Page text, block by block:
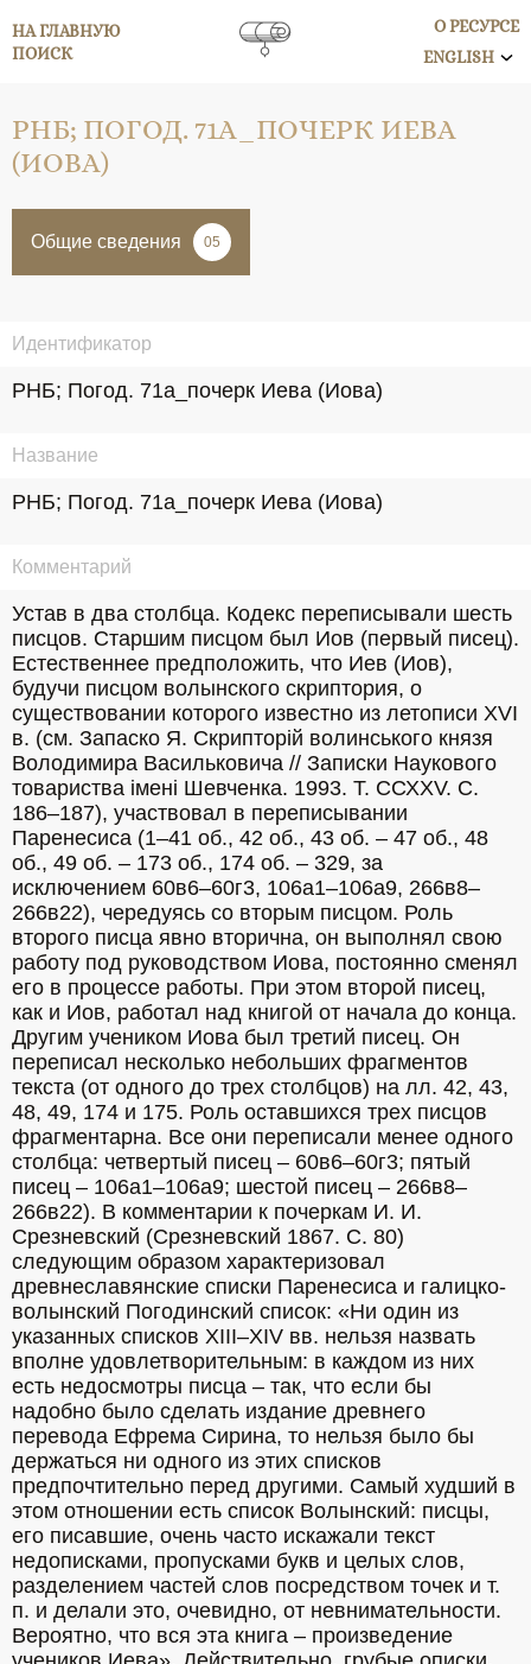
НА ГЛАВНУЮ
ПОИСК
О РЕСУРСЕ
ENGLISH
РНБ; ПОГОД. 71А_ПОЧЕРК ИЕВА
(ИОВА)
Общие сведения 05
Идентификатор
РНБ; Погод. 71а_почерк Иева (Иова)
Название
РНБ; Погод. 71а_почерк Иева (Иова)
Комментарий
Устав в два столбца. Кодекс переписывали шесть
писцов. Старшим писцом был Иов (первый писец).
Естественнее предположить, что Иев (Иов),
будучи писцом волынского скриптория, о
существовании которого известно из летописи XVI
в. (см. Запаско Я. Скрипторій волинського князя
Володимира Васильковича // Записки Наукового
товариства імені Шевченка. 1993. Т. ССХХV. C.
186–187), участвовал в переписывании
Паренесиса (1–41 об., 42 об., 43 об. – 47 об., 48
об., 49 об. – 173 об., 174 об. – 329, за
исключением 60в6–60г3, 106а1–106а9, 266в8–
266в22), чередуясь со вторым писцом. Роль
второго писца явно вторична, он выполнял свою
работу под руководством Иова, постоянно сменял
его в процессе работы. При этом второй писец,
как и Иов, работал над книгой от начала до конца.
Другим учеником Иова был третий писец. Он
переписал несколько небольших фрагментов
текста (от одного до трех столбцов) на лл. 42, 43,
48, 49, 174 и 175. Роль оставшихся трех писцов
фрагментарна. Все они переписали менее одного
столбца: четвертый писец – 60в6–60г3; пятый
писец – 106а1–106а9; шестой писец – 266в8–
266в22). В комментарии к почеркам И. И.
Срезневский (Срезневский 1867. С. 80)
следующим образом характеризовал
древнеславянские списки Паренесиса и галицко-
волынский Погодинский список: «Ни один из
указанных списков XIII–XIV вв. нельзя назвать
вполне удовлетворительным: в каждом из них
есть недосмотры писца – так, что если бы
надобно было сделать издание древнего
перевода Ефрема Сирина, то нельзя было бы
держаться ни одного из этих списков
предпочтительно перед другими. Самый худший в
этом отношении есть список Волынский: писцы,
его писавшие, очень часто искажали текст
недописками, пропусками букв и целых слов,
разделением частей слов посредством точек и т.
п. и делали это, очевидно, от невнимательности.
Вероятно, что вся эта книга – произведение